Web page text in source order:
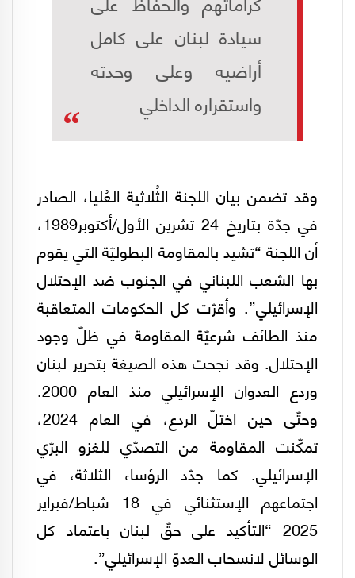
سيادة لبنان على كامل
أراضيه وعلى وحدته
واستقراره الداخلي
وقد تضمن بيان اللجنة الثُلاثية العُليا، الصادر
في جدّة بتاريخ 24 تشرين الأول/أكتوبر1989،
أن اللجنة “تشيد بالمقاومة البطوليّة التي يقوم
بها الشعب اللبناني في الجنوب ضد الإحتلال
الإسرائيلي”. وأقرّت كل الحكومات المتعاقبة
منذ الطائف شرعيّة المقاومة في ظلّ وجود
الإحتلال. وقد نجحت هذه الصيغة بتحرير لبنان
وردع العدوان الإسرائيلي منذ العام 2000.
وحتّى حين اختلّ الردع، في العام 2024،
تمكّنت المقاومة من التصدّي للغزو البرّي
الإسرائيلي. كما جدّد الرؤساء الثلاثة، في
اجتماعهم الإستثنائي في 18 شباط/فبراير
2025 “التأكيد على حقّ لبنان باعتماد كل
الوسائل لانسحاب العدوّ الإسرائيلي”.